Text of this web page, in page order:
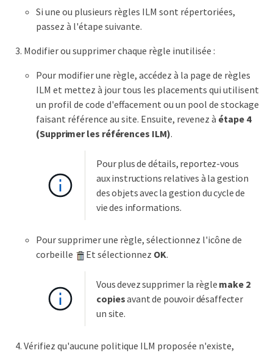
Si une ou plusieurs règles ILM sont répertoriées,
passez à l'étape suivante.
Modifier ou supprimer chaque règle inutilisée :
Pour modifier une règle, accédez à la page de règles
ILM et mettez à jour tous les placements qui utilisent
un profil de code d'effacement ou un pool de stockage
faisant référence au site. Ensuite, revenez à étape 4
(Supprimer les références ILM).
Pour plus de détails, reportez-vous
aux instructions relatives à la gestion
des objets avec la gestion du cycle de
vie des informations.
Pour supprimer une règle, sélectionnez l'icône de
corbeille
Et sélectionnez OK.
Vous devez supprimer la règle make 2
copiesavant de pouvoir désaffecter
un site.
Vérifiez qu'aucune politique ILM proposée n'existe,